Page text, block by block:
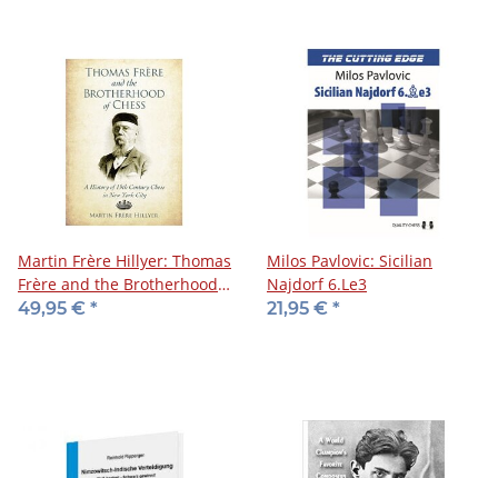
Martin Frère Hillyer: Thomas
Frère and the Brotherhood
of Chess
49,95 € *
Milos Pavlovic: Sicilian
Najdorf 6.Le3
21,95 € *